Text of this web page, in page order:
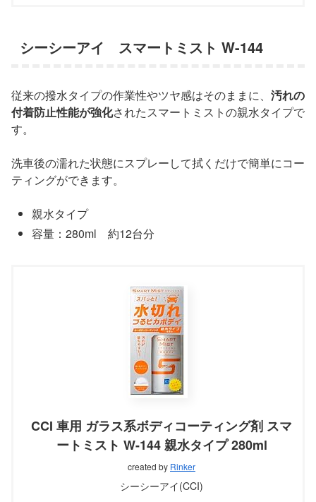
シーシーアイ スマートミスト W-144
従来の撥水タイプの作業性やツヤ感はそのままに、 汚れの
付着防止性能が強化されたスマートミストの親水タイプで
す。
洗車後の濡れた状態にスプレーして拭くだけで簡単にコー
ティングができます。
親水タイプ
容量：280ml 約12台分
CCI 車用 ガラス系ボディコーティング剤 スマ
ートミスト W-144 親水タイプ 280ml
created by Rinker
シーシーアイ(CCI)